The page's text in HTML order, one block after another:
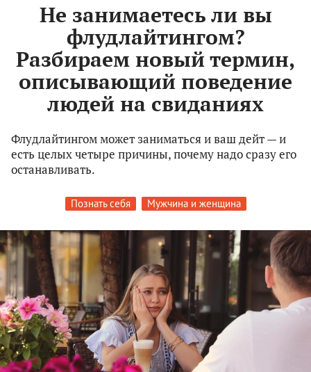
Не занимаетесь ли вы
флудлайтингом?
Разбираем новый термин,
описывающий поведение
людей на свиданиях
Флудлайтингом может заниматься и ваш дейт — и
есть целых четыре причины, почему надо сразу его
останавливать.
Познать себя Мужчина и женщина